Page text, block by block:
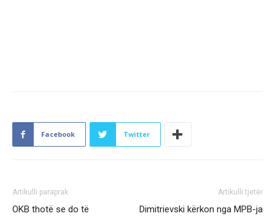
Facebook Twitter
Artikulli paraprak
OKB thotë se do të
Artikulli tjetër
Dimitrievski kërkon nga MPB-ja